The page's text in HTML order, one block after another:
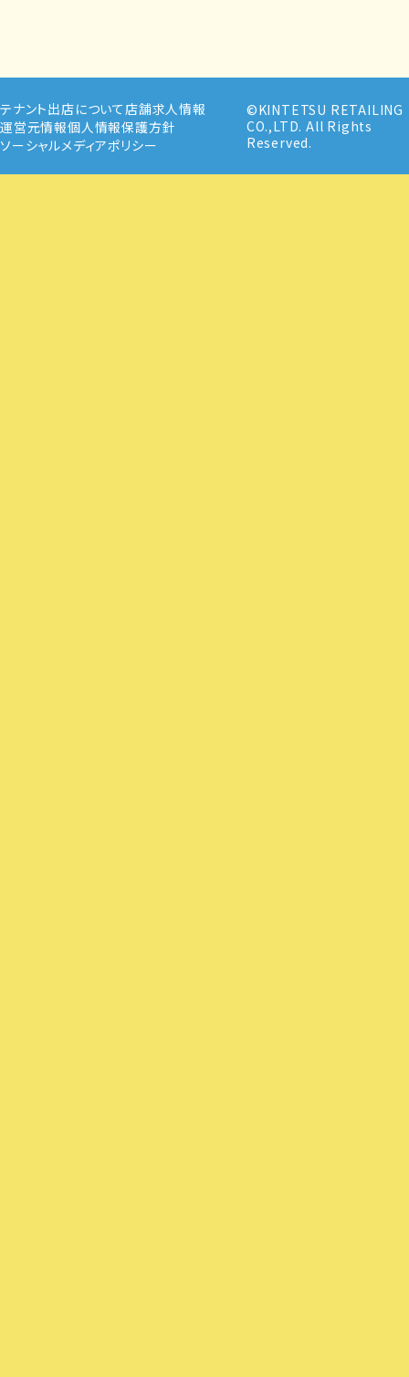
テナント出店について店舗求人情報
運営元情報個人情報保護方針
ソーシャルメディアポリシー
©KINTETSU RETAILING
CO.,LTD. All Rights
Reserved.